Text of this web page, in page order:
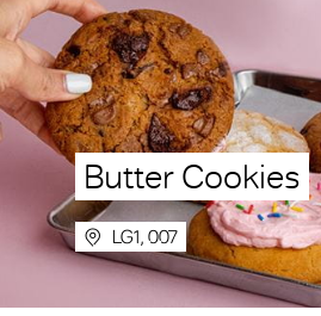
Butter Cookies
LG1, 007